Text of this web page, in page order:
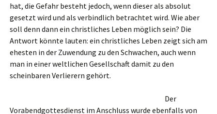
hat, die Gefahr besteht jedoch, wenn dieser als absolut
gesetzt wird und als verbindlich betrachtet wird. Wie aber
soll denn dann ein christliches Leben möglich sein? Die
Antwort könnte lauten: ein christliches Leben zeigt sich am
ehesten in der Zuwendung zu den Schwachen, auch wenn
man in einer weltlichen Gesellschaft damit zu den
scheinbaren Verlierern gehört.
Der
Vorabendgottesdienst im Anschluss wurde ebenfalls von